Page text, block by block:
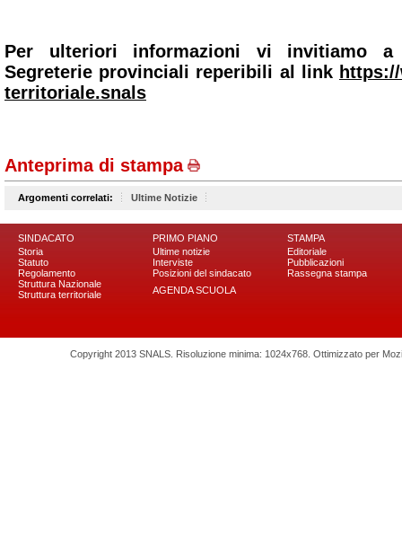
Per ulteriori informazioni vi invitiamo a
Segreterie provinciali reperibili al link
territoriale.snals
Anteprima di stampa
Argomenti correlati: Ultime Notizie
SINDACATO
Storia
Statuto
Regolamento
Struttura Nazionale
Struttura territoriale
PRIMO PIANO
Ultime notizie
Interviste
Posizioni del sindacato
AGENDA SCUOLA
STAMPA
Editoriale
Pubblicazioni
Rassegna stampa
Copyright 2013 SNALS. Risoluzione minima: 1024x768. Ottimizzato per